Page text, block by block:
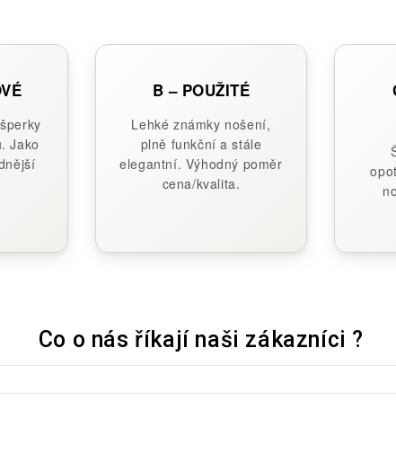
Jako
B – POUŽITÉ
Lehké známky nošení,
plně funkční a stále
elegantní. Výhodný poměr
cena/kvalita.
Co o nás říkají naši zákazníci ?